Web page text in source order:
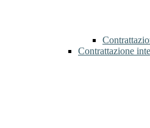
Contrattazione